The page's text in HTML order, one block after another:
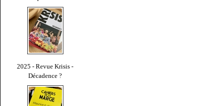
2025 - Revue Krisis -
Décadence ?